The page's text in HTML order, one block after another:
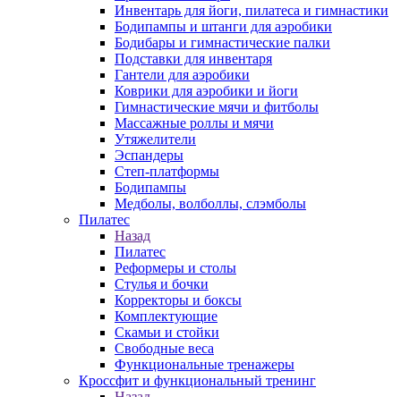
Инвентарь для йоги, пилатеса и гимнастики
Бодипампы и штанги для аэробики
Бодибары и гимнастические палки
Подставки для инвентаря
Гантели для аэробики
Коврики для аэробики и йоги
Гимнастические мячи и фитболы
Массажные роллы и мячи
Утяжелители
Эспандеры
Степ-платформы
Бодипампы
Медболы, волболлы, слэмболы
Пилатес
Назад
Пилатес
Реформеры и столы
Стулья и бочки
Корректоры и боксы
Комплектующие
Скамьи и стойки
Свободные веса
Функциональные тренажеры
Кроссфит и функциональный тренинг